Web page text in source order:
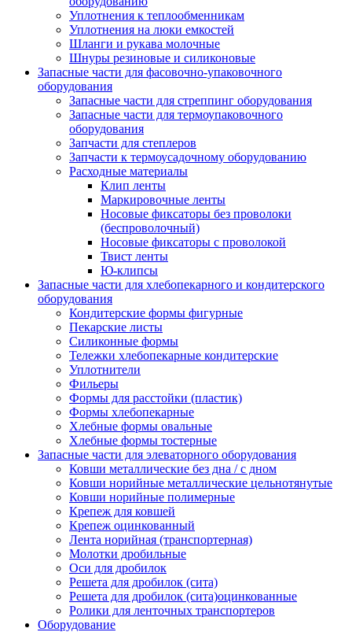
Уплотнения к теплообменникам
Уплотнения на люки емкостей
Шланги и рукава молочные
Шнуры резиновые и силиконовые
Запасные части для фасовочно-упаковочного
оборудования
Запасные части для стреппинг оборудования
Запасные части для термоупаковочного
оборудования
Запчасти для степлеров
Запчасти к термоусадочному оборудованию
Расходные материалы
Клип ленты
Маркировочные ленты
Носовые фиксаторы без проволоки
(беспроволочный)
Носовые фиксаторы с проволокой
Твист ленты
Ю-клипсы
Запасные части для хлебопекарного и кондитерского
оборудования
Кондитерские формы фигурные
Пекарские листы
Силиконные формы
Тележки хлебопекарные кондитерские
Уплотнители
Фильеры
Формы для расстойки (пластик)
Формы хлебопекарные
Хлебные формы овальные
Хлебные формы тостерные
Запасные части для элеваторного оборудования
Ковши металлические без дна / с дном
Ковши норийные металлические цельнотянутые
Ковши норийные полимерные
Крепеж для ковшей
Крепеж оцинкованный
Лента норийная (транспортерная)
Молотки дробильные
Оси для дробилок
Решета для дробилок (сита)
Решета для дробилок (сита)оцинкованные
Ролики для ленточных транспортеров
Оборудование